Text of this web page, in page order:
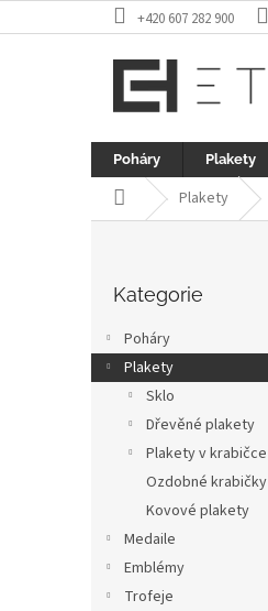
na
+420 607 282 900
Poháry Plakety
Domů Plakety
a
n
kategorie
Kategorie
Poháry
Plakety
Sklo
Dřevěné plakety
Plakety v krabičce
Ozdobné krabičky
Kovové plakety
Medaile
Emblémy
Trofeje